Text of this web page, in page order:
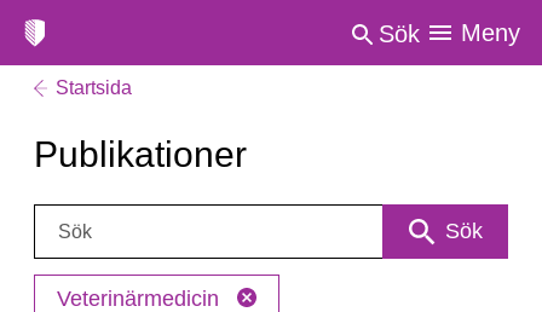
Sök Meny
Startsida
Publikationer
Sök: Sök
Veterinärmedicin